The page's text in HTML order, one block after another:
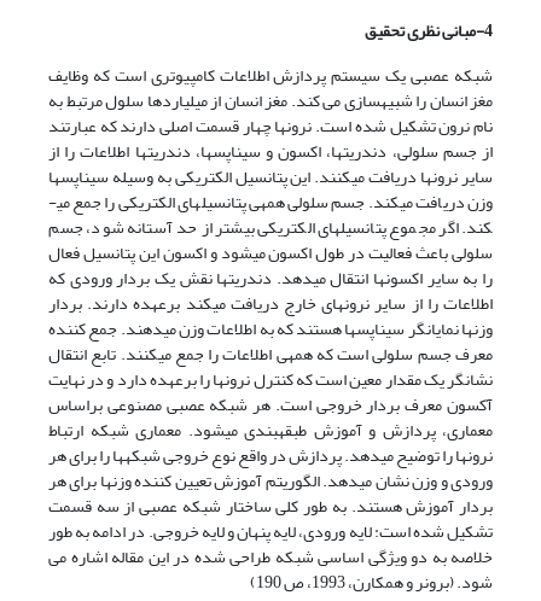
4-مبانی نظری تحقیق
شبکه عصبی یک سیستم پردازش اطلاعات کامپیوتری است که وظایف
مغز انسان را شبیه­سازی می کند. مغز انسان از میلیاردها سلول مرتبط به
نام نرون تشکیل شده است. نرون­ها چهار قسمت اصلی دارند که عبارتند
از جسم سلولی، دندریت­ها، اکسون و سیناپس­ها، دندریت­ها اطلاعات را از
سایر نرون­ها دریافت می­کنند. این پتانسیل الکتریکی به وسیله سیناپس­ها
وزن دریافت می­کند. جسم سلولی همه­ی پتانسیل­های الکتریکی را جمع می­
کند. اگر مجموع پتانسیل­های الکتریکی بیشتر از حد آستانه شود، جسم
سلولی باعث فعالیت در طول اکسون می­شود و اکسون این پتانسیل فعال
را به سایر اکسون­ها انتقال می­دهد. دندریت­ها نقش یک بردار ورودی که
اطلاعات را از سایر نرون­های خارج دریافت می­کند برعهده دارند. بردار
وزن­ها نمایانگر سیناپس­ها هستند که به اطلاعات وزن می­دهند. جمع کننده
معرف جسم سلولی است که همه­ی اطلاعات را جمع می­کنند. تابع انتقال
نشانگر یک مقدار معین است که کنترل نرون­ها را برعهده دارد و در نهایت
آکسون معرف بردار خروجی است. هر شبکه عصبی مصنوعی براساس
معماری، پردازش و آموزش طبقه­بندی می­شود. معماری شبکه ارتباط
نرون­ها را توضیح می­دهد. پردازش در واقع نوع خروجی شبکه­ها را برای هر
ورودی و وزن نشان می­دهد. الگوریتم آموزش تعیین کننده وزن­ها برای هر
بردار آموزش هستند. به طور کلی ساختار شبکه عصبی از سه قسمت
تشکیل شده است: لایه ورودی، لایه پنهان و لایه خروجی. در ادامه به طور
خلاصه به دو ویژگی اساسی شبکه طراحی شده در این مقاله اشاره می
شود. (برونر و همکارن، 1993، ص 190)